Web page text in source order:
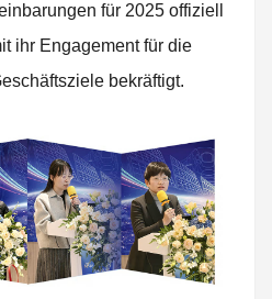
für 2025 offiziell
ihr Engagement für die
bekräftigt.